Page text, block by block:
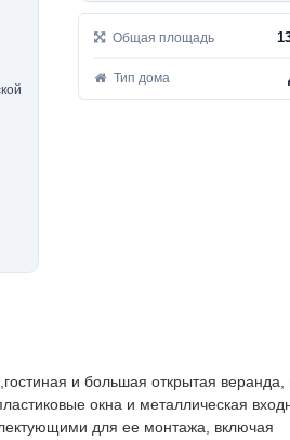
Общая площадь
Тип дома
и большая открытая веранда,
окна и металлическая
для ее монтажа, включая